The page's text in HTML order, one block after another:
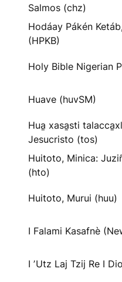
Salmos (chz)
Hodáay Pákén
(HPKB)
Holy Bible Nigerian
Huave (huvSM)
Hua̱ xasa̱sti
Jesucristo (tos)
Huitoto, Minica:
(hto)
Huitoto, Murui (huu)
I Falami Kasafnè
I ʼUtz Laj Tzij Re I